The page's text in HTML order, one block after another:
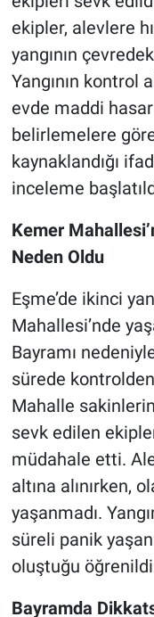
ekipler, alevlere
yangının
Yangının kontrol
evde maddi
belirlemelere
kaynaklandığı
inceleme
Kemer
Neden Oldu
Eşme’de ikinci
Mahallesi’nde
Bayramı
sürede
Mahalle
sevk edilen
müdahale etti.
altına alınırken,
yaşanmadı.
süreli panik
oluştuğu
Bayramda